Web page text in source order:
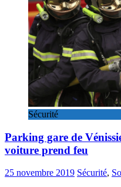
Sécurité
Parking gare de
voiture prend feu
25 novembre 2019 Sécurité,